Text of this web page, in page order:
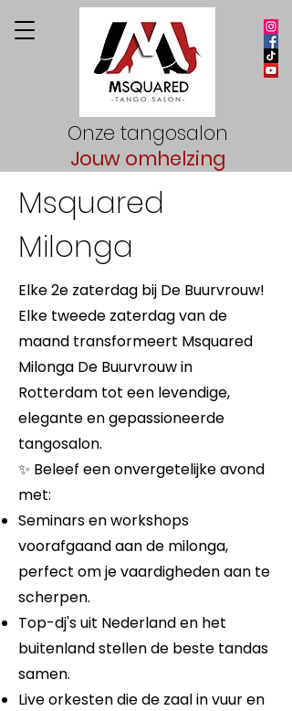
Onze tangosalon
Jouw omhelzing
Msquared
Milonga
Elke 2e zaterdag bij De Buurvrouw!
Elke tweede zaterdag van de
maand transformeert Msquared
Milonga De Buurvrouw in
Rotterdam tot een levendige,
elegante en gepassioneerde
tangosalon.
✨ Beleef een onvergetelijke avond
met:
Seminars en workshops
voorafgaand aan de milonga,
perfect om je vaardigheden aan te
scherpen.
Top-dj's uit Nederland en het
buitenland stellen de beste tandas
samen.
Live orkesten die de zaal in vuur en